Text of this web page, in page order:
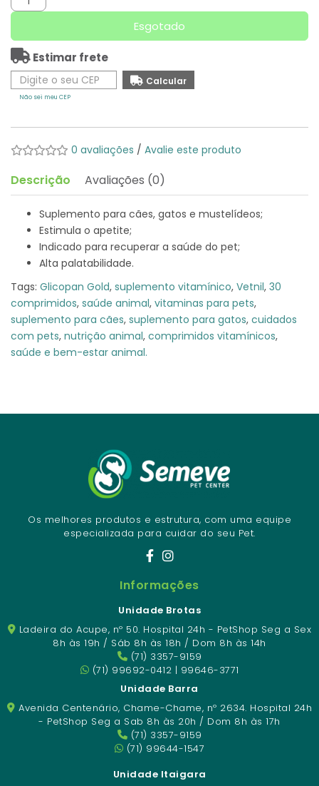
Esgotado
Estimar frete
Não sei meu CEP
0 avaliações / Avalie este produto
Descrição Avaliações (0)
Suplemento para cães, gatos e mustelídeos;
Estimula o apetite;
Indicado para recuperar a saúde do pet;
Alta palatabilidade.
Tags: Glicopan Gold, suplemento vitamínico, Vetnil, 30
comprimidos, saúde animal, vitaminas para pets,
suplemento para cães, suplemento para gatos, cuidados
com pets, nutrição animal, comprimidos vitamínicos,
saúde e bem-estar animal.
Os melhores produtos e estrutura, com uma equipe
especializada para cuidar do seu Pet.
Informações
Unidade Brotas
Ladeira do Acupe, nº 50. Hospital 24h - PetShop Seg a Sex
8h às 19h / Sáb 8h às 18h / Dom 8h às 14h
(71) 3357-9159
(71) 99692-0412 | 99646-3771
Unidade Barra
Avenida Centenário, Chame-Chame, nº 2634. Hospital 24h
- PetShop Seg a Sab 8h às 20h / Dom 8h às 17h
(71) 3357-9159
(71) 99644-1547
Unidade Itaigara